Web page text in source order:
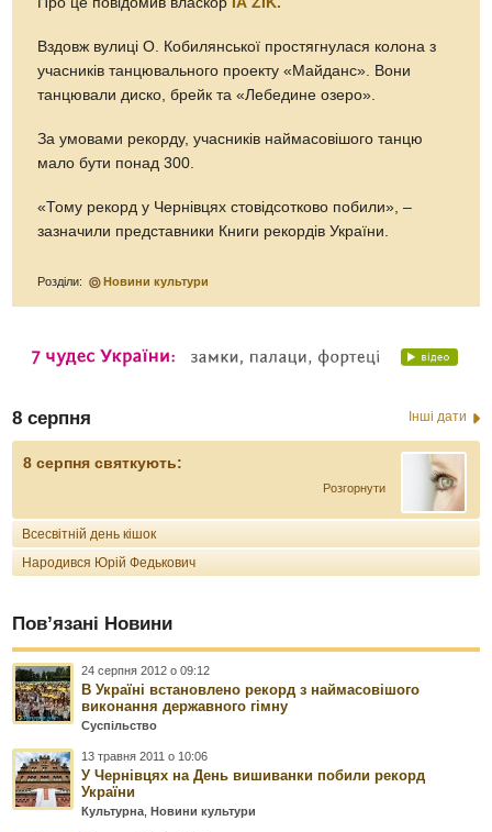
Вздовж вулиці О. Кобилянської простягнулася колона з
учасників танцювального проекту «Майданс». Вони
танцювали диско, брейк та «Лебедине озеро».
За умовами рекорду, учасників наймасовішого танцю
мало бути понад 300.
«Тому рекорд у Чернівцях стовідсотково побили», –
зазначили представники Книги рекордів України.
Розділи: Новини культури
8 серпня Інші дати
8 серпня святкують:
Розгорнути
Всесвітній день кішок
Народився Юрій Федькович
Пов’язані Новини
24 серпня 2012 о 09:12
В Україні встановлено рекорд з наймасовішого
виконання державного гімну
Суспільство
13 травня 2011 о 10:06
У Чернівцях на День вишиванки побили рекорд
України
Культурна ,Новини культури